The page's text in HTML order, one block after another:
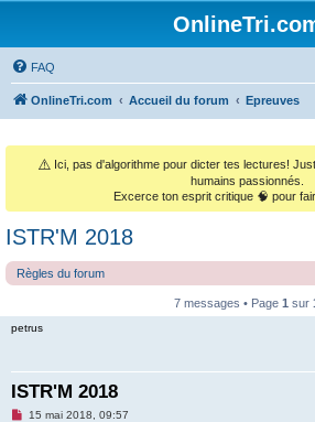
FAQ
OnlineTri.com Accueil du forum Epreuves
⚠️ Ici, pas d'algorithme pour dicter tes lectures!
humains passionnés.
Excerce ton esprit critique 🧠 pour
ISTR'M 2018
Règles du forum
7 messages • Page 1 sur
petrus
ISTR'M 2018
M15 mai 2018, 09:57